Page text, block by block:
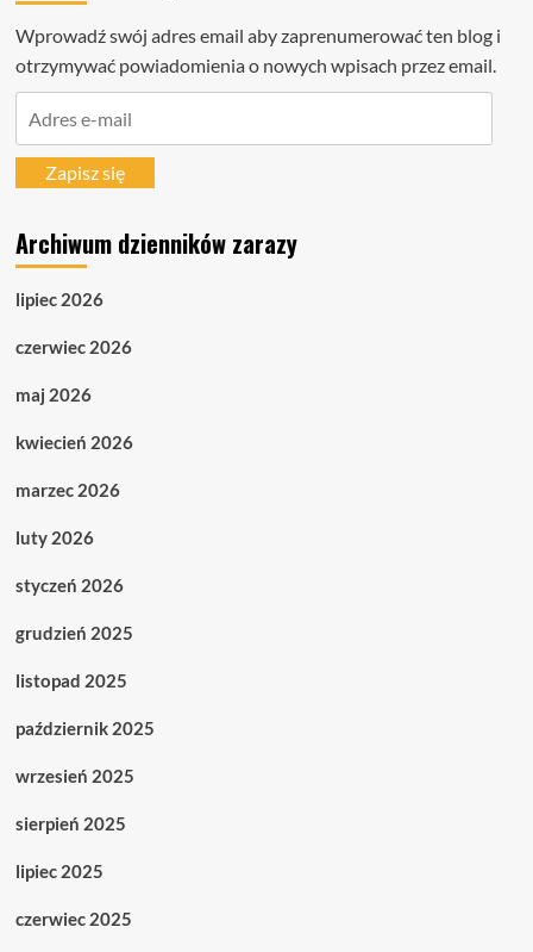
Wprowadź swój adres email aby zaprenumerować ten blog i
otrzymywać powiadomienia o nowych wpisach przez email.
mailZapisz się
Archiwum dzienników zarazy
lipiec 2026
czerwiec 2026
maj 2026
kwiecień 2026
marzec 2026
luty 2026
styczeń 2026
grudzień 2025
listopad 2025
październik 2025
wrzesień 2025
sierpień 2025
lipiec 2025
czerwiec 2025